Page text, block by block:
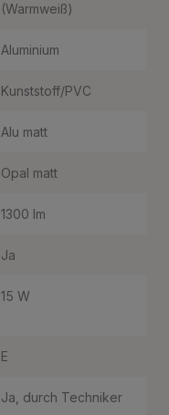
(Warmweiß)
Aluminium
Kunststoff/PVC
Alu matt
Opal matt
1300 lm
Ja
15 W
E
Ja, durch Techniker